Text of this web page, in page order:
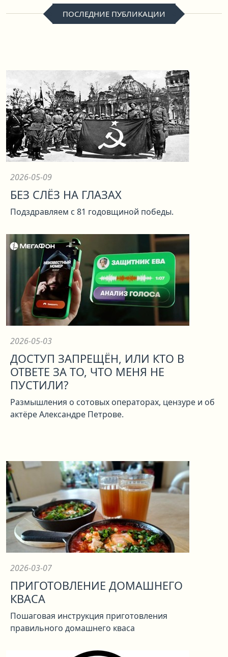
ПОСЛЕДНИЕ ПУБЛИКАЦИИ
2026-05-09
БЕЗ СЛЁЗ НА ГЛАЗАХ
Подздравляем с 81 годовщиной победы.
2026-05-03
ДОСТУП ЗАПРЕЩЁН, ИЛИ КТО В
ОТВЕТЕ ЗА ТО, ЧТО МЕНЯ НЕ
ПУСТИЛИ?
Размышления о сотовых операторах, цензуре и об
актёре Александре Петрове.
2026-03-07
ПРИГОТОВЛЕНИЕ ДОМАШНЕГО
КВАСА
Пошаговая инструкция приготовления
правильного домашнего кваса